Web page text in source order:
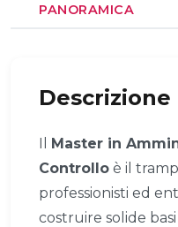
PANORAMICA
Descrizione
Il Master in
Controllo è il
professionisti ed
costruire solide